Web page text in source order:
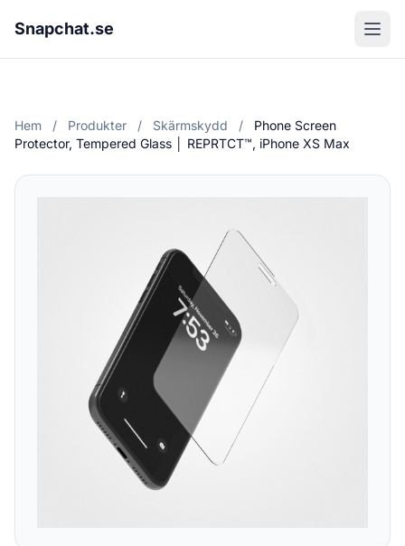
Snapchat.se
Hem / Produkter / Skärmskydd /
Phone Screen
Protector, Tempered Glass │ REPRTCT™, iPhone XS Max